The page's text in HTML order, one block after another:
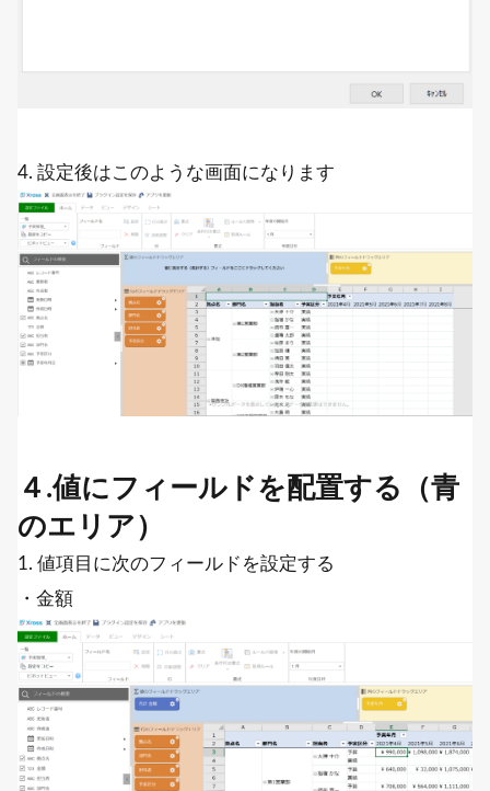
4. 設定後はこのような画面になります
４.値にフィールドを配置する（青
のエリア）
1. 値項目に次のフィールドを設定する
・金額